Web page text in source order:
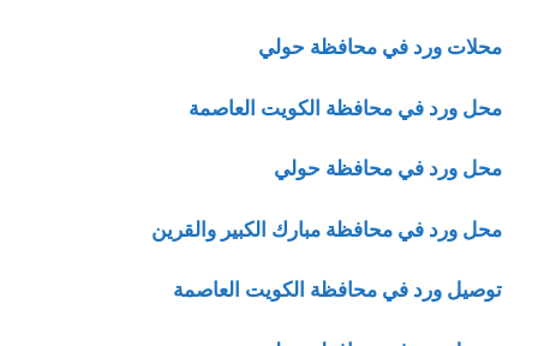
محلات ورد في محافظة حولي
محل ورد في محافظة الكويت العاصمة
محل ورد في محافظة حولي
محل ورد في محافظة مبارك الكبير والقرين
توصيل ورد في محافظة الكويت العاصمة